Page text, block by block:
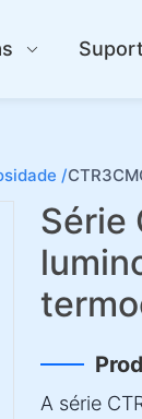
/
Série
A série